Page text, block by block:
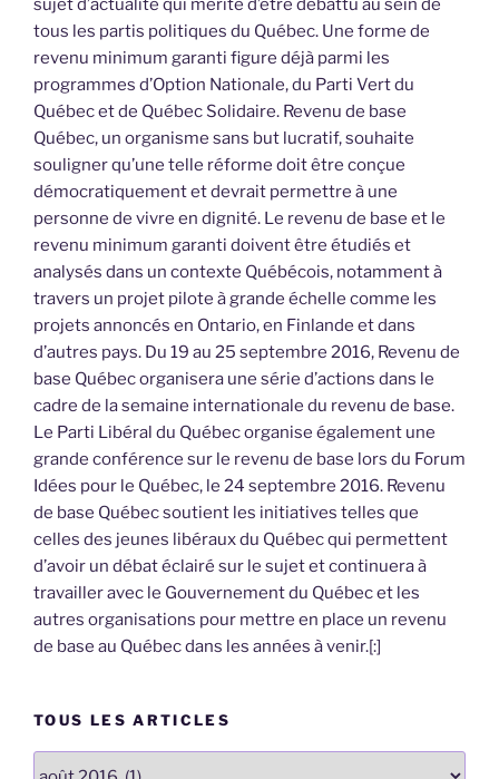
sujet d’actualité qui mérite d’être débattu au sein de
tous les partis politiques du Québec. Une forme de
revenu minimum garanti figure déjà parmi les
programmes d’Option Nationale, du Parti Vert du
Québec et de Québec Solidaire. Revenu de base
Québec, un organisme sans but lucratif, souhaite
souligner qu’une telle réforme doit être conçue
démocratiquement et devrait permettre à une
personne de vivre en dignité. Le revenu de base et le
revenu minimum garanti doivent être étudiés et
analysés dans un contexte Québécois, notamment à
travers un projet pilote à grande échelle comme les
projets annoncés en Ontario, en Finlande et dans
d’autres pays. Du 19 au 25 septembre 2016, Revenu de
base Québec organisera une série d’actions dans le
cadre de la semaine internationale du revenu de base.
Le Parti Libéral du Québec organise également une
grande conférence sur le revenu de base lors du Forum
Idées pour le Québec, le 24 septembre 2016. Revenu
de base Québec soutient les initiatives telles que
celles des jeunes libéraux du Québec qui permettent
d’avoir un débat éclairé sur le sujet et continuera à
travailler avec le Gouvernement du Québec et les
autres organisations pour mettre en place un revenu
de base au Québec dans les années à venir.[:]
TOUS LES ARTICLES